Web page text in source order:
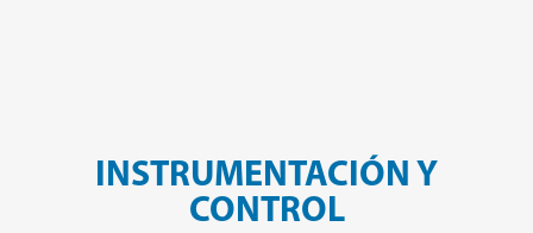
INSTRUMENTACIÓN Y
CONTROL